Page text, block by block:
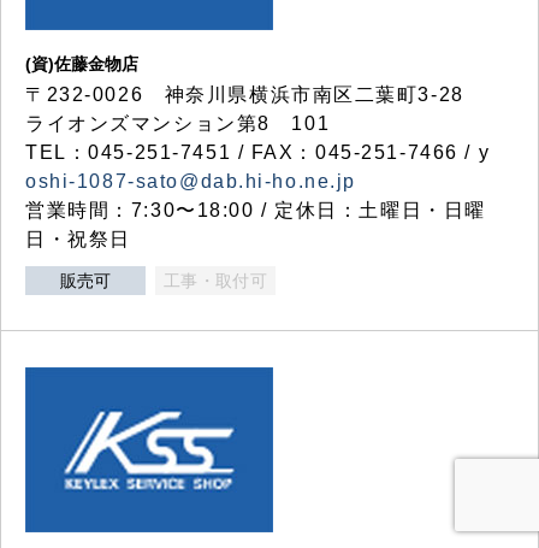
(資)佐藤金物店
〒232-0026 神奈川県横浜市南区二葉町3-28
ライオンズマンション第8 101
TEL：045-251-7451 / FAX：045-251-7466 / y
oshi-1087-sato@dab.hi-ho.ne.jp
営業時間：7:30〜18:00 / 定休日：土曜日・日曜
日・祝祭日
販売可 工事・取付可